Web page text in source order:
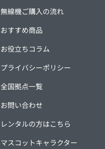
無線機ご購入の流れ
おすすめ商品
お役立ちコラム
プライバシーポリシー
全国拠点一覧
お問い合わせ
レンタルの方はこちら
マスコットキャラクター